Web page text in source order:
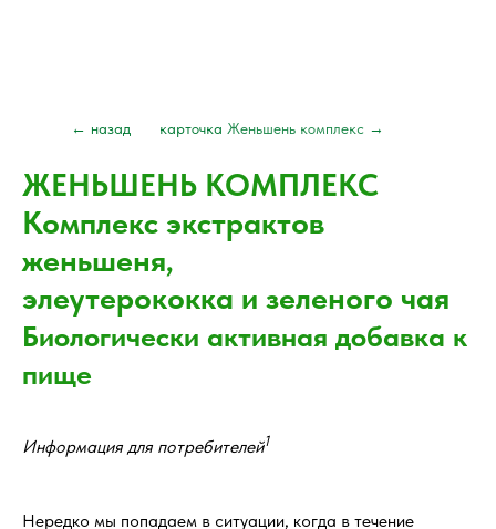
карточка Женьшень комплекс →
← назад
ЖЕНЬШЕНЬ КОМПЛЕКС
Комплекс экстрактов
женьшеня,
элеутерококка и зеленого чая
Биологически активная добавка к
пище
Информация для потребителей1
Нередко мы попадаем в ситуации, когда в течение